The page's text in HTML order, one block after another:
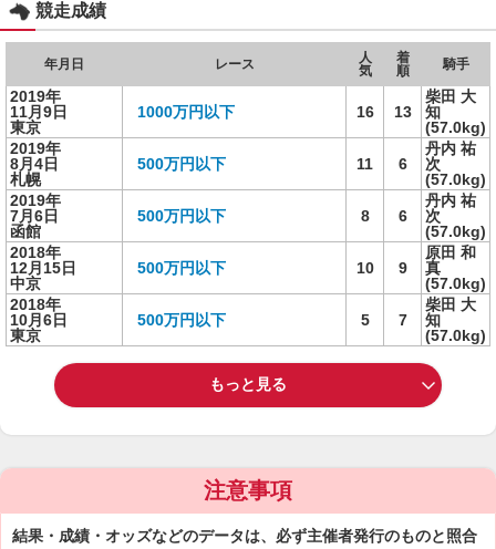
競走成績
年月日 レース
人
気
着
順
騎手
2019年
11月9日
東京
1000万円以下 16 13
柴田 大
知
(57.0kg)
2019年
8月4日
札幌
500万円以下 11 6
丹内 祐
次
(57.0kg)
2019年
7月6日
函館
500万円以下 8 6
丹内 祐
次
(57.0kg)
2018年
12月15日
中京
500万円以下 10 9
原田 和
真
(57.0kg)
2018年
10月6日
東京
500万円以下 5 7
柴田 大
知
(57.0kg)
もっと見る
注意事項
結果・成績・オッズなどのデータは、必ず主催者発行のものと照合